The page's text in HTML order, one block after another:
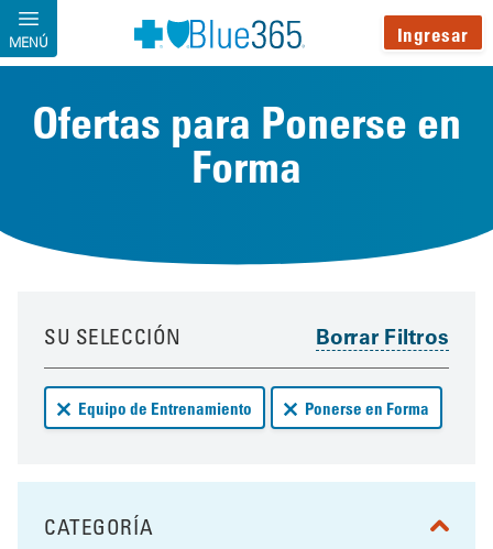
Pasar al contenido principal
MENÚ Ingresar
Ofertas para Ponerse en
Forma
SU SELECCIÓN
Remove Equipo de Entrenamiento deals from your results
Equipo de Entrenamiento Remove Ponerse en
Ponerse en Forma
FILTRAR POR
CATEGORÍA